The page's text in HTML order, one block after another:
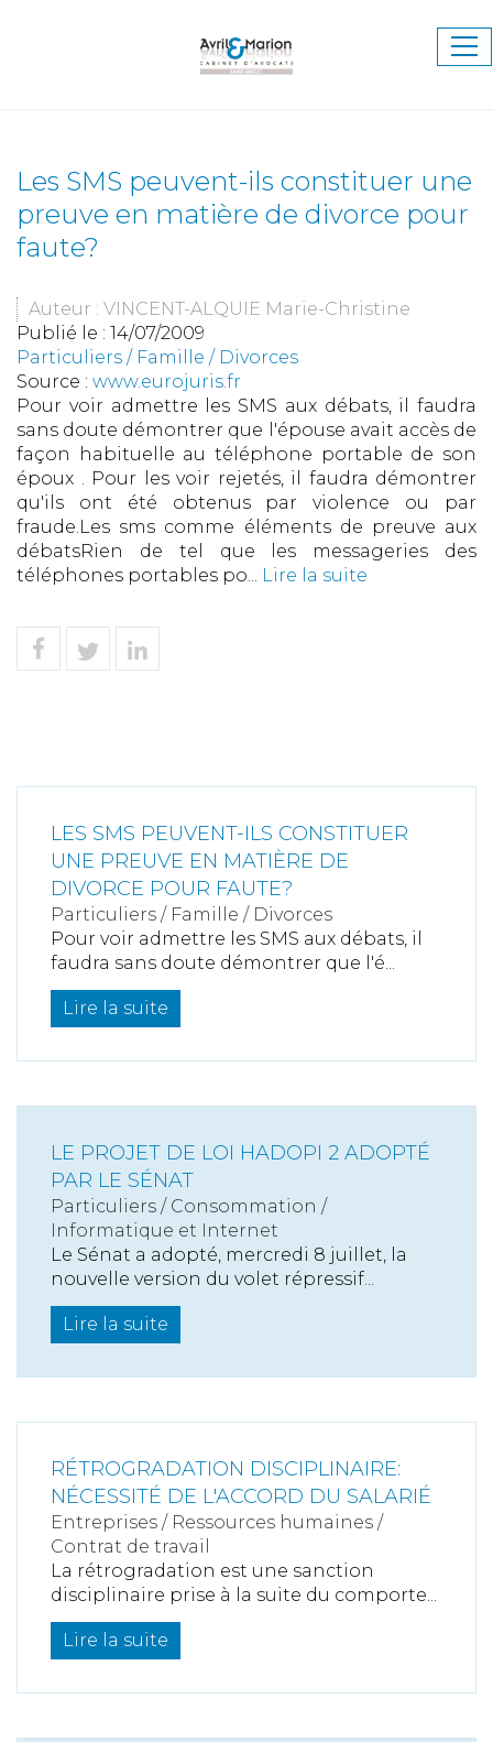
Les SMS peuvent-ils constituer une
preuve en matière de divorce pour
faute?
Auteur : VINCENT-ALQUIE Marie-Christine
Publié le : 14/07/2009
Particuliers / Famille / Divorces
Source : www.eurojuris.fr
Pour voir admettre les SMS aux débats, il faudra
sans doute démontrer que l'épouse avait accès de
façon habituelle au téléphone portable de son
époux . Pour les voir rejetés, il faudra démontrer
qu'ils ont été obtenus par violence ou par
fraude.Les sms comme éléments de preuve aux
débatsRien de tel que les messageries des
téléphones portables po... Lire la suite
LES SMS PEUVENT-ILS CONSTITUER
UNE PREUVE EN MATIÈRE DE
DIVORCE POUR FAUTE?
Particuliers / Famille / Divorces
Pour voir admettre les SMS aux débats, il
faudra sans doute démontrer que l'é...
Lire la suite
LE PROJET DE LOI HADOPI 2 ADOPTÉ
PAR LE SÉNAT
Particuliers / Consommation /
Informatique et Internet
Le Sénat a adopté, mercredi 8 juillet, la
nouvelle version du volet répressif...
Lire la suite
RÉTROGRADATION DISCIPLINAIRE:
NÉCESSITÉ DE L'ACCORD DU SALARIÉ
Entreprises / Ressources humaines /
Contrat de travail
La rétrogradation est une sanction
disciplinaire prise à la suite du comporte...
Lire la suite